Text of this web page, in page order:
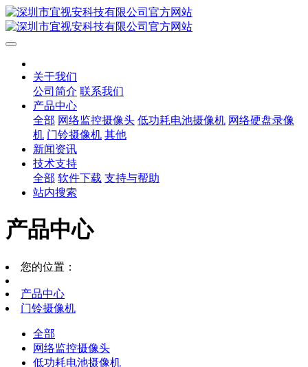
关于我们
公司简介 联系我们
产品中心
全部 网络监控摄像头 低功耗电池摄像机 网络硬盘录像
机 门铃摄像机 其他
新闻资讯
技术支持
全部 软件下载 支持与帮助
站内搜索
产品中心
您的位置：
产品中心
门铃摄像机
全部
网络监控摄像头
低功耗电池摄像机